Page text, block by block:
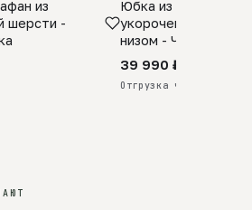
из
шерсти -
ПРЕДЗАКАЗ
Юбка из
укороченная с
низом - Черный
39 990 ₽
Отгрузка через 25 дней